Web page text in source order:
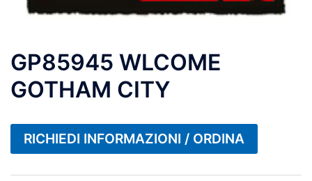
GP85945 WLCOME
GOTHAM CITY
RICHIEDI INFORMAZIONI / ORDINA